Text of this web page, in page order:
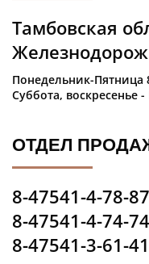
Тамбовская
Понедельник-Пятница
Суббота, воскресенье
ОТДЕЛ
8-47541-4-78-87
8-47541-4-74-74
8-47541-3-61-41